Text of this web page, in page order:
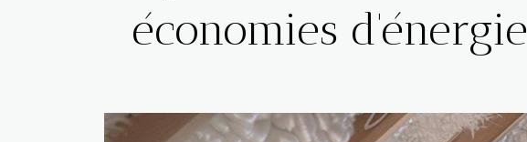
économies d'énergie